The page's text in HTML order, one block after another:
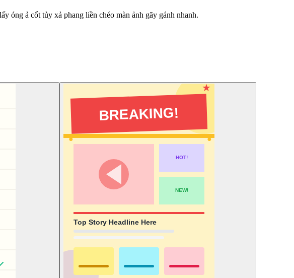
óng ả cốt tủy xả phang liền chéo màn ảnh gãy gánh nhanh.